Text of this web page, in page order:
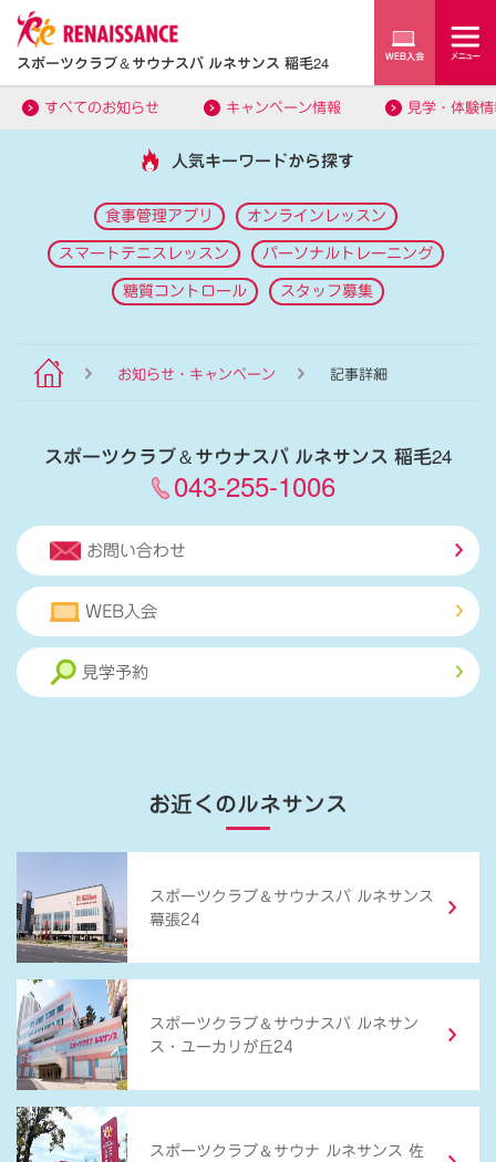
スポーツクラブ＆サウナスパ ルネサンス 稲毛24
すべてのお知らせ キャンペーン情報 見学・体験
人気キーワードから探す
食事管理アプリ オンラインレッスン
スマートテニスレッスン パーソナルトレーニング
糖質コントロール スタッフ募集
お知らせ・キャンペーン 記事詳細
スポーツクラブ＆サウナスパ ルネサンス 稲毛24
043-255-1006
お問い合わせ
WEB入会
見学予約
お近くのルネサンス
スポーツクラブ ＆ サウナスパ ルネサンス
幕張24
スポーツクラブ ＆ サウナスパ ルネサン
ス・ユーカリが丘24
スポーツクラブ ＆ サウナ ルネサンス 佐